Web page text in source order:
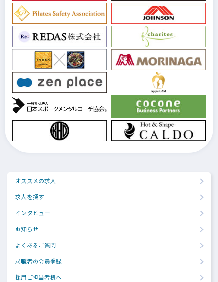
オススメの求人
求人を探す
インタビュー
お知らせ
よくあるご質問
求職者の会員登録
採用ご担当者様へ